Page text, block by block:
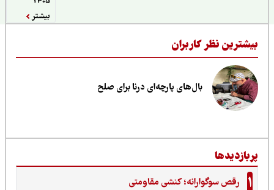
نظر کاربران
بال‌های پارچه‌ای درنا برای صلح
رقص سوگوارانه؛ کنشی مقاومتی